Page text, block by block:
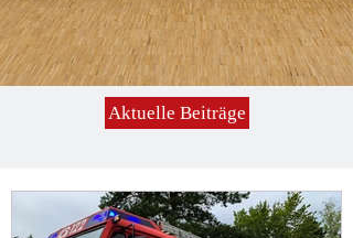
Aktuelle Beiträge